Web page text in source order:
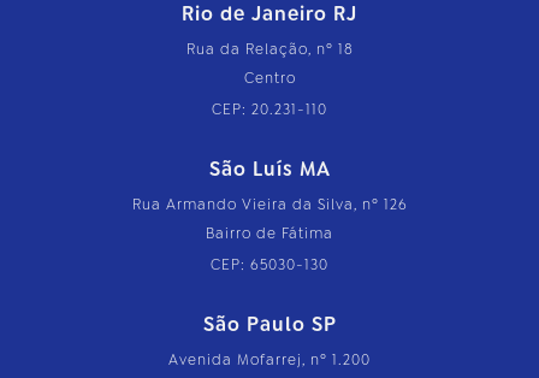
Rio de Janeiro RJ
Rua da Relação, nº 18
Centro
CEP: 20.231-110
São Luís MA
Rua Armando Vieira da Silva, nº 126
Bairro de Fátima
CEP: 65030-130
São Paulo SP
Avenida Mofarrej, nº 1.200